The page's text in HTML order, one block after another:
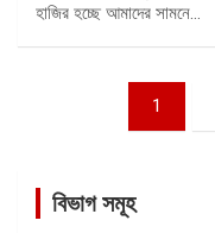
হাজির হচ্ছে আমাদের সামনে…
1
বিভাগ সমূহ